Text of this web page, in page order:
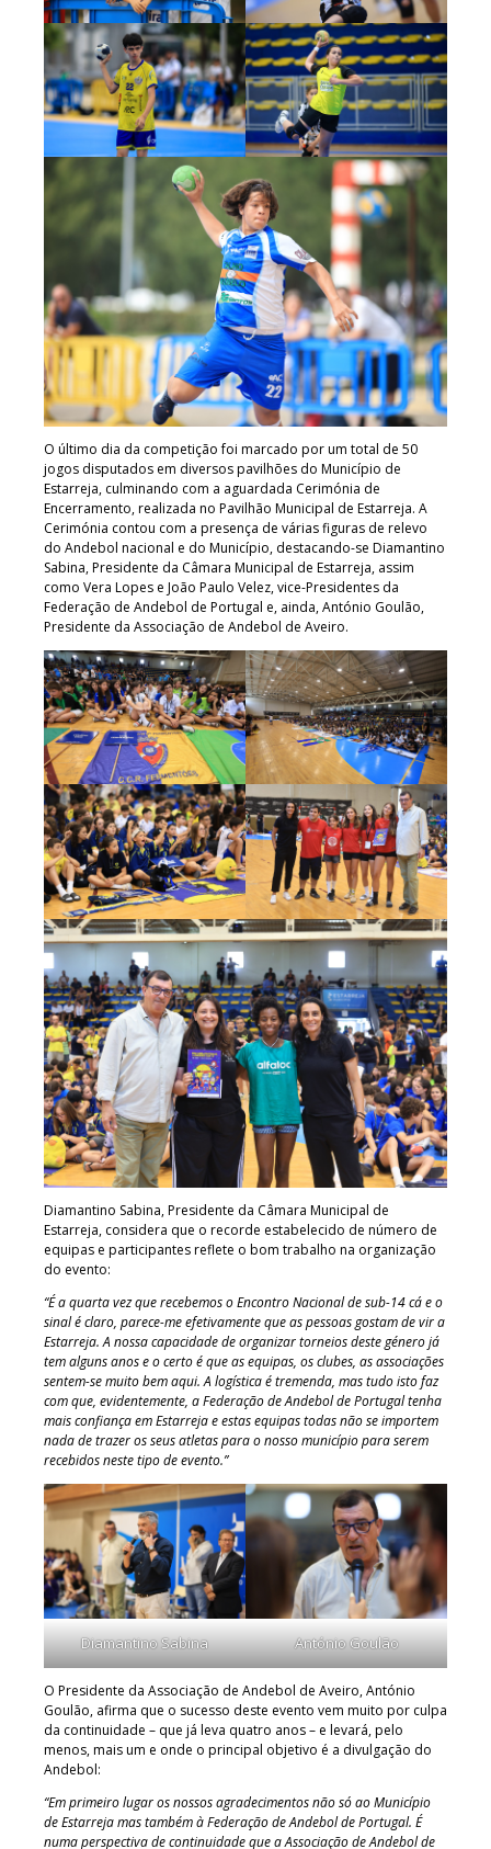
O último dia da competição foi marcado por um total de 50
jogos disputados em diversos pavilhões do Município de
Estarreja, culminando com a aguardada Cerimónia de
Encerramento, realizada no Pavilhão Municipal de Estarreja. A
Cerimónia contou com a presença de várias figuras de relevo
do Andebol nacional e do Município, destacando-se Diamantino
Sabina, Presidente da Câmara Municipal de Estarreja, assim
como Vera Lopes e João Paulo Velez, vice-Presidentes da
Federação de Andebol de Portugal e, ainda, António Goulão,
Presidente da Associação de Andebol de Aveiro.
Diamantino Sabina, Presidente da Câmara Municipal de
Estarreja, considera que o recorde estabelecido de número de
equipas e participantes reflete o bom trabalho na organização
do evento:
“É a quarta vez que recebemos o Encontro Nacional de sub-14 cá e o
sinal é claro, parece-me efetivamente que as pessoas gostam de vir a
Estarreja. A nossa capacidade de organizar torneios deste género já
tem alguns anos e o certo é que as equipas, os clubes, as associações
sentem-se muito bem aqui. A logística é tremenda, mas tudo isto faz
com que, evidentemente, a Federação de Andebol de Portugal tenha
mais confiança em Estarreja e estas equipas todas não se importem
nada de trazer os seus atletas para o nosso município para serem
recebidos neste tipo de evento.”
Diamantino Sabina António Goulão
O Presidente da Associação de Andebol de Aveiro, António
Goulão, afirma que o sucesso deste evento vem muito por culpa
da continuidade – que já leva quatro anos – e levará, pelo
menos, mais um e onde o principal objetivo é a divulgação do
Andebol:
“Em primeiro lugar os nossos agradecimentos não só ao Município
de Estarreja mas também à Federação de Andebol de Portugal. É
numa perspectiva de continuidade que a Associação de Andebol de